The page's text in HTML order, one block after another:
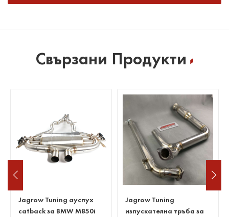
Свързани Продукти
Jagrow Tuning ауспух
catback за BMW M850i
Jagrow Tuning
изпускателна тръба за